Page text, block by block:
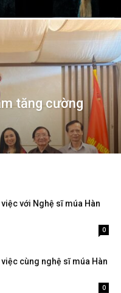
tăng cường
với Nghệ sĩ múa Hàn
0
cùng nghệ sĩ múa Hàn
0